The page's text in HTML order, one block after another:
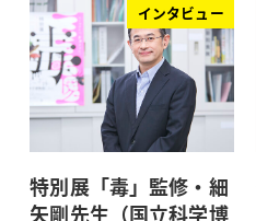
インタビュー
特別展「毒」監修・細
矢剛先生（国立科学博